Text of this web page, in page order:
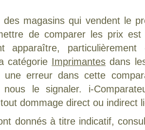
des magasins qui vendent le
de comparer les prix
apparaître,
catégorie Imprimantes dans
une erreur dans cette
le signaler. i-
dommage direct ou indirect
donnés à titre indicatif,